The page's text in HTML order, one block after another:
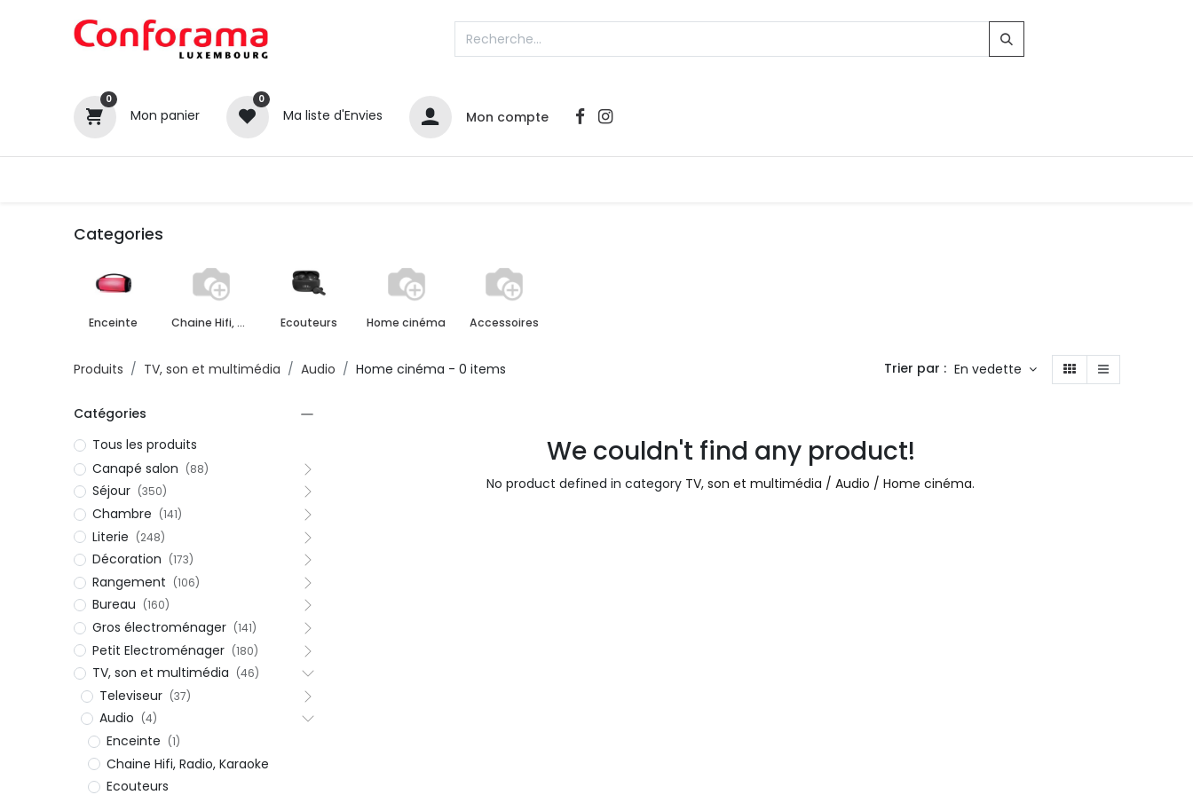
0
Mon panier
0
Ma liste d'Envies Mon compte
Categories
Enceinte Chaine Hifi, Radio, Karaoke Ecouteurs Home cinéma Accessoires
Produits TV, son et multimédia Audio Home cinéma - 0 items Trier par : En vedette
Catégories
Tous les produits
Canapé salon (88)
Séjour (350)
Chambre (141)
Literie (248)
Décoration (173)
Rangement (106)
Bureau (160)
Gros électroménager (141)
Petit Electroménager (180)
TV, son et multimédia (46)
Televiseur (37)
Audio (4)
Enceinte (1)
Chaine Hifi, Radio, Karaoke
Ecouteurs
We couldn't find any product!
No product defined in category TV, son et multimédia / Audio / Home cinéma.